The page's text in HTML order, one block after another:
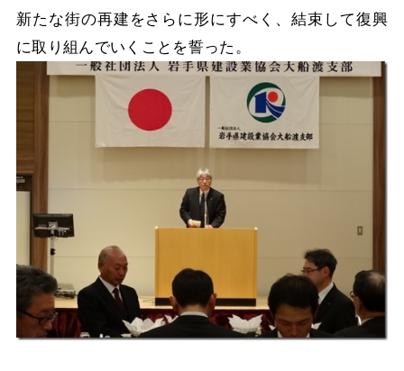
新たな街の再建をさらに形にすべく、結束して復興
に取り組んでいくことを誓った。